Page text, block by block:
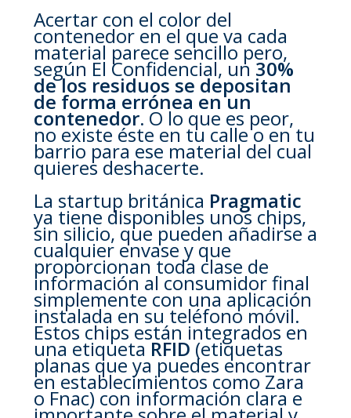
Acertar con el color del
contenedor en el que va cada
material parece sencillo pero,
según El Confidencial, un30%
de los residuos se depositan
de forma errónea en un
contenedor.O lo que es peor,
no existe éste en tu calle o en tu
barrio para ese material del cual
quieres deshacerte.
La startup británica Pragmatic
ya tiene disponibles unos chips,
sin silicio, que pueden añadirse a
cualquier envase y que
proporcionan toda clase de
información al consumidor final
simplemente con una aplicación
instalada en su teléfono móvil.
Estos chips están integrados en
una etiquetaRFID(etiquetas
planas que ya puedes encontrar
en establecimientos como Zara
o Fnac) con información clara e